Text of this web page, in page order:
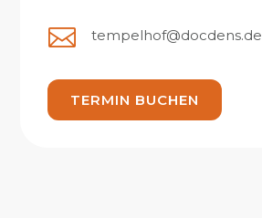
 tempelhof@docdens.de
TERMIN BUCHEN